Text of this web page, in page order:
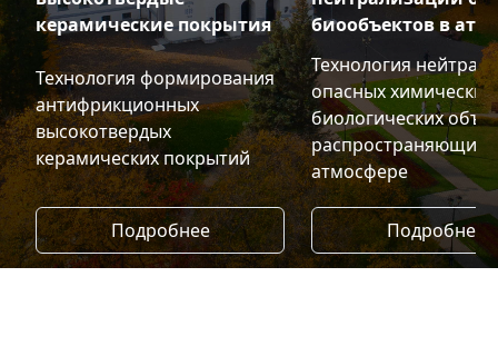
керамические покрытия
Технология формирования
антифрикционных
высокотвердых
керамических покрытий
Подробнее
биообъектов в
Технология
опасных химических
биологических
атмосфере
Подробнее